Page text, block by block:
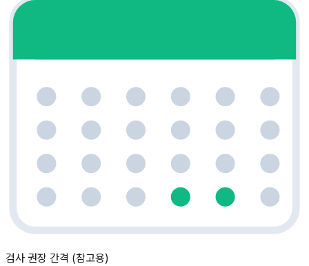
검사 권장 간격 (참고용)